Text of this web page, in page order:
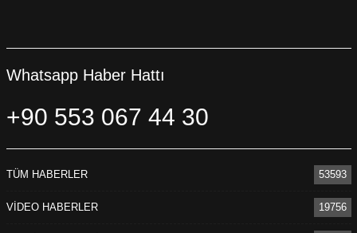
Whatsapp Haber Hattı
+90 553 067 44 30
TÜM HABERLER 53593
VİDEO HABERLER 19756